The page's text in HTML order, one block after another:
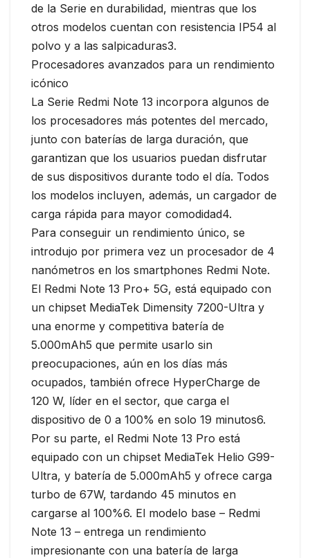
de la Serie en durabilidad, mientras que los
otros modelos cuentan con resistencia IP54 al
polvo y a las salpicaduras3.
Procesadores avanzados para un rendimiento
icónico
La Serie Redmi Note 13 incorpora algunos de
los procesadores más potentes del mercado,
junto con baterías de larga duración, que
garantizan que los usuarios puedan disfrutar
de sus dispositivos durante todo el día. Todos
los modelos incluyen, además, un cargador de
carga rápida para mayor comodidad4.
Para conseguir un rendimiento único, se
introdujo por primera vez un procesador de 4
nanómetros en los smartphones Redmi Note.
El Redmi Note 13 Pro+ 5G, está equipado con
un chipset MediaTek Dimensity 7200-Ultra y
una enorme y competitiva batería de
5.000mAh5 que permite usarlo sin
preocupaciones, aún en los días más
ocupados, también ofrece HyperCharge de
120 W, líder en el sector, que carga el
dispositivo de 0 a 100% en solo 19 minutos6.
Por su parte, el Redmi Note 13 Pro está
equipado con un chipset MediaTek Helio G99-
Ultra, y batería de 5.000mAh5 y ofrece carga
turbo de 67W, tardando 45 minutos en
cargarse al 100%6. El modelo base – Redmi
Note 13 – entrega un rendimiento
impresionante con una batería de larga